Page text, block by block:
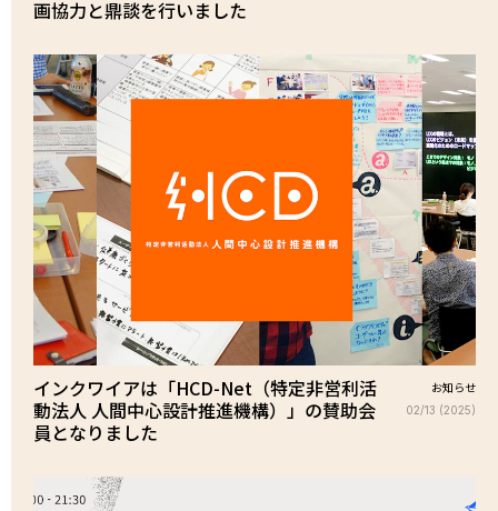
画協力と鼎談を行いました
インクワイアは「HCD-Net（特定非営利活
動法人 人間中心設計推進機構）」の賛助会
員となりました
お知らせ
02/13 (2025)